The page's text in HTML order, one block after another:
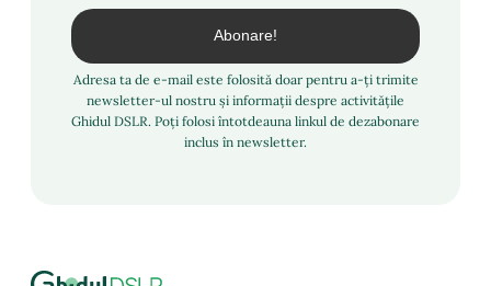
Adresa ta de e-mail este folosită doar pentru a-ți trimite
newsletter-ul nostru și informații despre activitățile
Ghidul DSLR. Poți folosi întotdeauna linkul de dezabonare
inclus în newsletter.